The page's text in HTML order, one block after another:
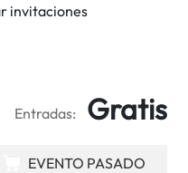
invitaciones
Entradas: Gratis
EVENTO PASADO